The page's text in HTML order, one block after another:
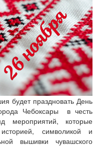
будет праздновать День
Чебоксары в честь
мероприятий, которые
символикой и
вышивки чувашского